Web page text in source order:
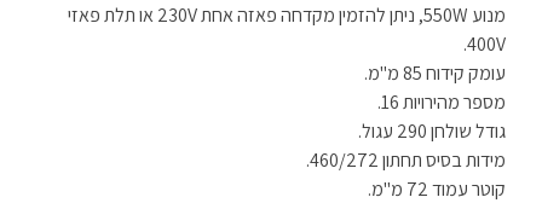
מנוע 550W, ניתן להזמין מקדחה פאזה אחת 230V או תלת פאזי
400V.
עומק קידוח 85 מ"מ.
מספר מהירויות 16.
גודל שולחן 290 עגול.
מידות בסיס תחתון 460/272.
קוטר עמוד 72 מ"מ.